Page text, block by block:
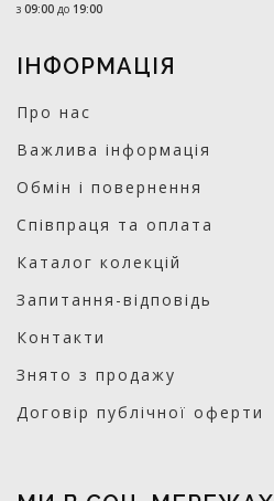
з 09:00 до 19:00
ІНФОРМАЦІЯ
Про нас
Важлива інформація
Обмін і повернення
Співпраця та оплата
Каталог колекцій
Запитання-відповідь
Контакти
Знято з продажу
Договір публічної оферти